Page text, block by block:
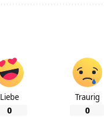
Liebe
0
Traurig
0